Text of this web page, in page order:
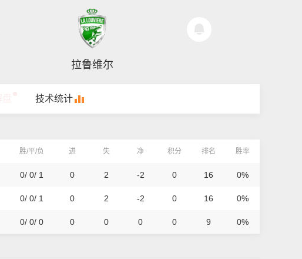
拉鲁维尔
技术统计
胜/平/负 进 失 净 积分 排名 胜率
0/ 0/ 1 0 2 -2 0 16 0%
0/ 0/ 1 0 2 -2 0 16 0%
0/ 0/ 0 0 0 0 0 9 0%